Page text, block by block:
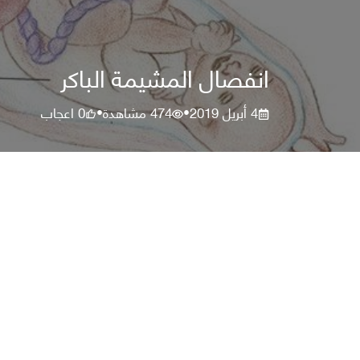
انفصال المشيمة الباكر
4 أبريل 2019 •
474مشاهدة•
0اعجاب